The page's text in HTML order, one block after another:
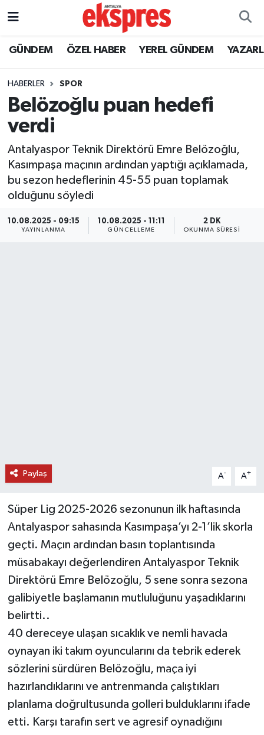
GÜNDEM ÖZEL HABER YEREL GÜNDEM
HABERLER SPOR
Belözoğlu puan hedefi
verdi
Antalyaspor Teknik Direktörü Emre Belözoğlu,
Kasımpaşa maçının ardından yaptığı açıklamada,
bu sezon hedeflerinin 45-55 puan toplamak
olduğunu söyledi
10.08.2025 - 09:15
YAYINLANMA
10.08.2025 - 11:11
GÜNCELLEME
2 DK
OKUNMA SÜRESI
Paylaş A- A+
Süper Lig 2025-2026 sezonunun ilk haftasında
Antalyaspor sahasında Kasımpaşa’yı 2-1’lik skorla
geçti. Maçın ardından basın toplantısında
müsabakayı değerlendiren Antalyaspor Teknik
Direktörü Emre Belözoğlu, 5 sene sonra sezona
galibiyetle başlamanın mutluluğunu yaşadıklarını
belirtti..
40 dereceye ulaşan sıcaklık ve nemli havada
oynayan iki takım oyuncularını da tebrik ederek
sözlerini sürdüren Belözoğlu, maça iyi
hazırlandıklarını ve antrenmanda çalıştıkları
planlama doğrultusunda golleri bulduklarını ifade
etti. Karşı tarafın sert ve agresif oynadığını
ÖZEL HABER
YEREL GÜNDEM
EKONOMİ
KÜLTÜR - SANAT
SPOR
SİYASET
RESMİ İLAN
Nöbetçi Eczaneler
Trafik Durumu
Süper Lig Puan Durumu ve Fikstür
Tüm Manşetler
Son Dakika Haberleri
Haber Arşivi